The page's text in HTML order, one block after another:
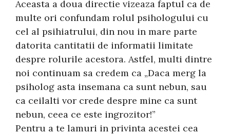
Aceasta a doua directie vizeaza faptul ca de
multe ori confundam rolul psihologului cu
cel al psihiatrului, din nou in mare parte
datorita cantitatii de informatii limitate
despre rolurile acestora. Astfel, multi dintre
noi continuam sa credem ca „Daca merg la
psiholog asta insemana ca sunt nebun, sau
ca ceilalti vor crede despre mine ca sunt
nebun, ceea ce este ingrozitor!”
Pentru a te lamuri in privinta acestei cea